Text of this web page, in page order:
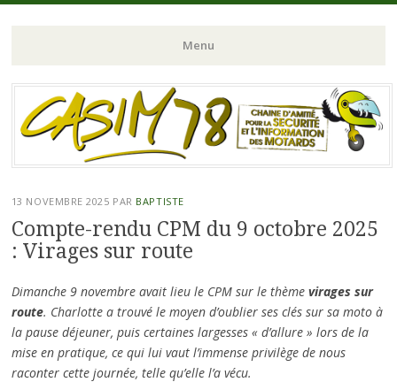
Menu
Aller
au
contenu
13 NOVEMBRE 2025 PAR BAPTISTE
Compte-rendu CPM du 9 octobre 2025
: Virages sur route
Dimanche 9 novembre avait lieu le CPM sur le thème virages sur
route. Charlotte a trouvé le moyen d’oublier ses clés sur sa moto à
la pause déjeuner, puis certaines largesses « d’allure » lors de la
mise en pratique, ce qui lui vaut l’immense privilège de nous
raconter cette journée, telle qu’elle l’a vécu.